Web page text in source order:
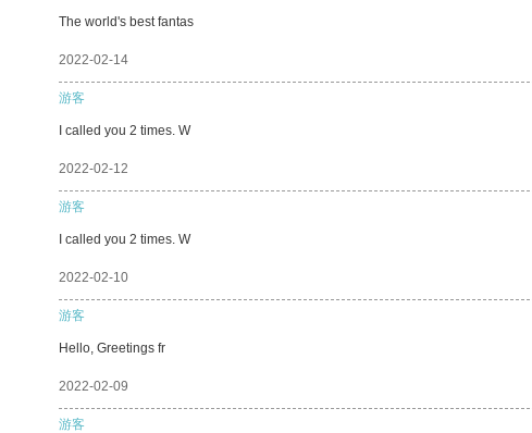
The world's best fantas
2022-02-14
游客
I called you 2 times. W
2022-02-12
游客
I called you 2 times. W
2022-02-10
游客
Hello, Greetings fr
2022-02-09
游客